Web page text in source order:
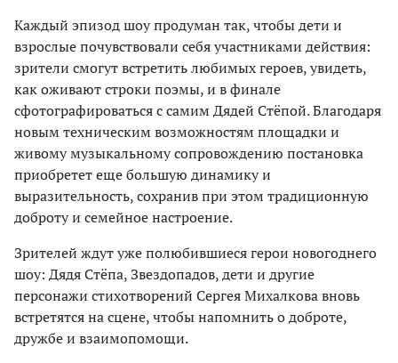
Каждый эпизод шоу продуман так, чтобы дети и
взрослые почувствовали себя участниками действия:
зрители смогут встретить любимых героев, увидеть,
как оживают строки поэмы, и в финале
сфотографироваться с самим Дядей Стёпой. Благодаря
новым техническим возможностям площадки и
живому музыкальному сопровождению постановка
приобретет еще большую динамику и
выразительность, сохранив при этом традиционную
доброту и семейное настроение.
Зрителей ждут уже полюбившиеся герои новогоднего
шоу: Дядя Стёпа, Звездопадов, дети и другие
персонажи стихотворений Сергея Михалкова вновь
встретятся на сцене, чтобы напомнить о доброте,
дружбе и взаимопомощи.